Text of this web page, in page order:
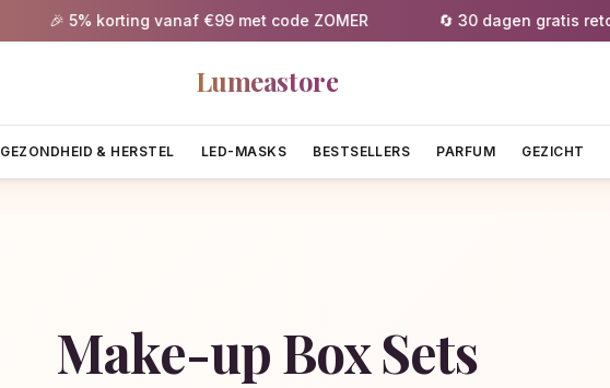
🎉 5% korting vanaf €99 met code ZOMER 🔄 30 dagen gratis
Lumeastore
GEZONDHEID & HERSTEL LED-MASKS BESTSELLERS PARFUM GEZICHT
Make-up Box Sets